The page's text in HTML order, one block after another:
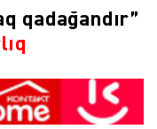
qadağandır”